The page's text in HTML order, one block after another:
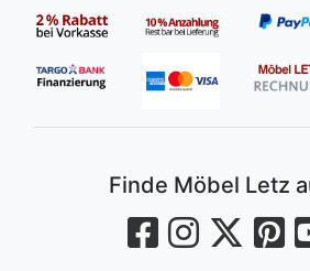
Finde Möbel Letz